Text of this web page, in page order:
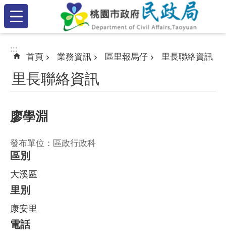
跳到主要內容區塊
:::
:::
:::
首頁 業務資訊 區里報馬仔 里長聯絡資訊
里長聯絡資訊
廖學淵
發布單位：區政行政科
區別
大溪區
里別
康安里
電話